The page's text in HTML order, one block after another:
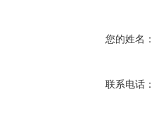
您的姓名
联系电话